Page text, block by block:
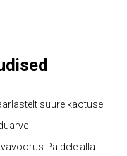
suure kaotuse
Paidele alla